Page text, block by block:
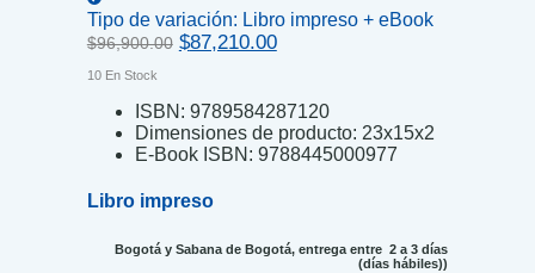
Tipo de variación: Libro impreso + eBook
$96,900.00 Original
$96,900.00.
$87,210.00Current
$87,210.00.
10 En Stock
ISBN: 9789584287120
Dimensiones de producto: 23x15x2
E-Book ISBN: 9788445000977
Libro impreso
Bogotá y Sabana de Bogotá, entrega entre 2 a 3 días
(días hábiles))